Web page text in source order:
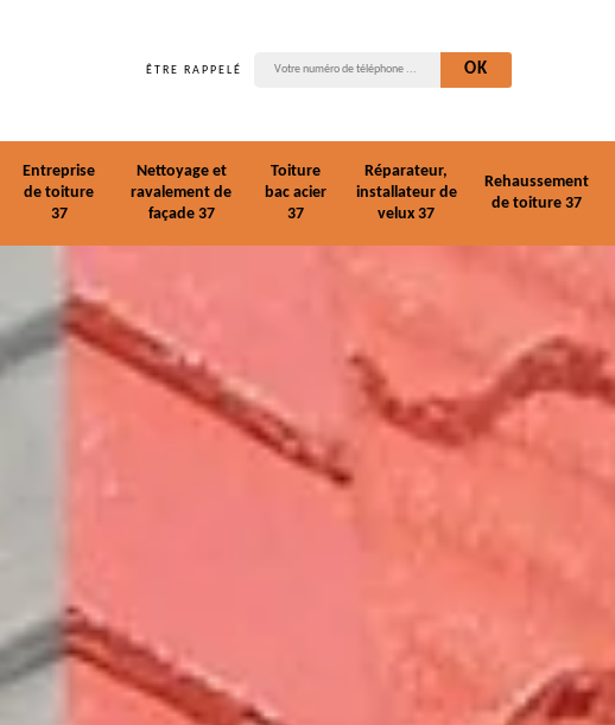
ÊTRE RAPPELÉ
Entreprise
de toiture
37
Nettoyage et
ravalement de
façade 37
Toiture
bac acier
37
Réparateur,
installateur de
velux 37
Rehaussement
de toiture 37